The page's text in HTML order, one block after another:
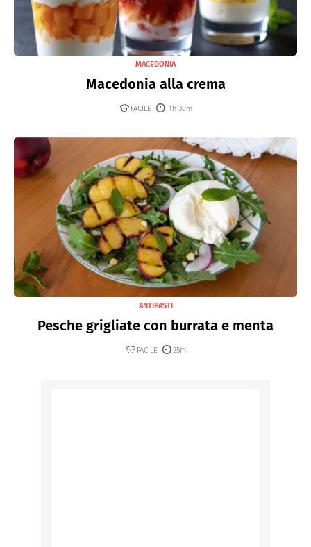
MACEDONIA
Macedonia alla crema
FACILE 1h 30m
ANTIPASTI
Pesche grigliate con burrata e menta
FACILE 25m